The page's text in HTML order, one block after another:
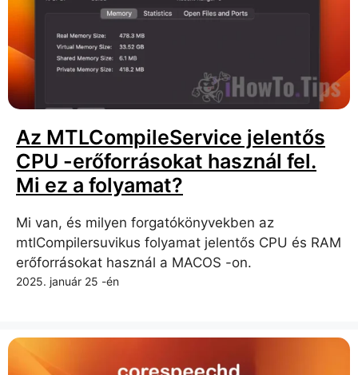
Az MTLCompileService jelentős
CPU -erőforrásokat használ fel.
Mi ez a folyamat?
Mi van, és milyen forgatókönyvekben az
mtlCompilersuvikus folyamat jelentős CPU és RAM
erőforrásokat használ a MACOS -on.
2025. január 25 -én